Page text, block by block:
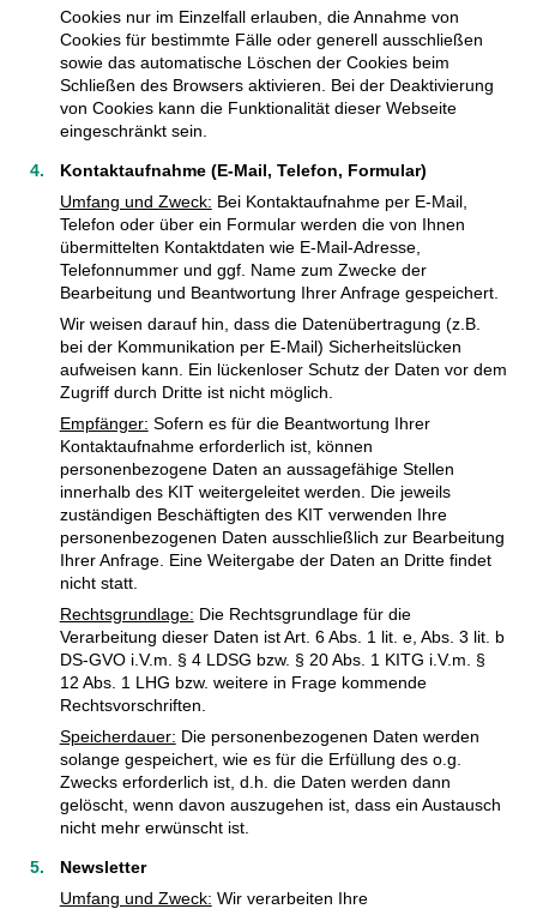
Cookies nur im Einzelfall erlauben, die Annahme von
Cookies für bestimmte Fälle oder generell ausschließen
sowie das automatische Löschen der Cookies beim
Schließen des Browsers aktivieren. Bei der Deaktivierung
von Cookies kann die Funktionalität dieser Webseite
eingeschränkt sein.
Kontaktaufnahme (E-Mail, Telefon, Formular)
Umfang und Zweck: Bei Kontaktaufnahme per E-Mail,
Telefon oder über ein Formular werden die von Ihnen
übermittelten Kontaktdaten wie E-Mail-Adresse,
Telefonnummer und ggf. Name zum Zwecke der
Bearbeitung und Beantwortung Ihrer Anfrage gespeichert.
Wir weisen darauf hin, dass die Datenübertragung (z.B.
bei der Kommunikation per E-Mail) Sicherheitslücken
aufweisen kann. Ein lückenloser Schutz der Daten vor dem
Zugriff durch Dritte ist nicht möglich.
Empfänger: Sofern es für die Beantwortung Ihrer
Kontaktaufnahme erforderlich ist, können
personenbezogene Daten an aussagefähige Stellen
innerhalb des KIT weitergeleitet werden. Die jeweils
zuständigen Beschäftigten des KIT verwenden Ihre
personenbezogenen Daten ausschließlich zur Bearbeitung
Ihrer Anfrage. Eine Weitergabe der Daten an Dritte findet
nicht statt.
Rechtsgrundlage: Die Rechtsgrundlage für die
Verarbeitung dieser Daten ist Art. 6 Abs. 1 lit. e, Abs. 3 lit. b
DS-GVO i.V.m. § 4 LDSG bzw. § 20 Abs. 1 KITG i.V.m. §
12 Abs. 1 LHG bzw. weitere in Frage kommende
Rechtsvorschriften.
Speicherdauer: Die personenbezogenen Daten werden
solange gespeichert, wie es für die Erfüllung des o.g.
Zwecks erforderlich ist, d.h. die Daten werden dann
gelöscht, wenn davon auszugehen ist, dass ein Austausch
nicht mehr erwünscht ist.
Newsletter
Umfang und Zweck: Wir verarbeiten Ihre